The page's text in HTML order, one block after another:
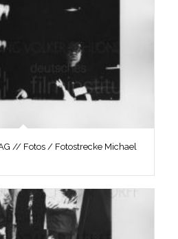
// Fotos / Fotostrecke Michael